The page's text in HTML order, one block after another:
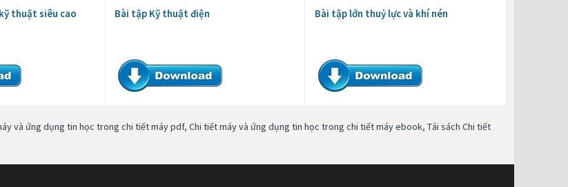
thuật siêu cao
Bài tập Kỹ thuật điện Bài tập lớn thuỷ lực và khí nén
và ứng dụng tin học trong chi tiết máy pdf, Chi tiết máy và ứng dụng tin học trong chi tiết máy ebook, Tải sách Chi tiết